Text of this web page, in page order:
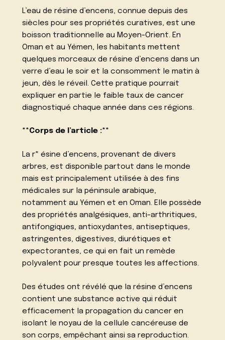
L’eau de résine d’encens, connue depuis des
siècles pour ses propriétés curatives, est une
boisson traditionnelle au Moyen-Orient. En
Oman et au Yémen, les habitants mettent
quelques morceaux de résine d’encens dans un
verre d’eau le soir et la consomment le matin à
jeun, dès le réveil. Cette pratique pourrait
expliquer en partie le faible taux de cancer
diagnostiqué chaque année dans ces régions.
**Corps de l’article :**
La r* ésine d’encens, provenant de divers
arbres, est disponible partout dans le monde
mais est principalement utilisée à des fins
médicales sur la péninsule arabique,
notamment au Yémen et en Oman. Elle possède
des propriétés analgésiques, anti-arthritiques,
antifongiques, antioxydantes, antiseptiques,
astringentes, digestives, diurétiques et
expectorantes, ce qui en fait un remède
polyvalent pour presque toutes les affections.
Des études ont révélé que la résine d’encens
contient une substance active qui réduit
efficacement la propagation du cancer en
isolant le noyau de la cellule cancéreuse de
son corps, empêchant ainsi sa reproduction.